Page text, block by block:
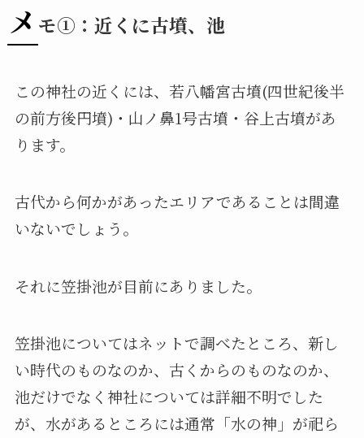
メ モ①：近くに古墳、池
この神社の近くには、若八幡宮古墳(四世紀後半
の前方後円墳)・山ノ鼻1号古墳・谷上古墳があ
ります。
古代から何かがあったエリアであることは間違
いないでしょう。
それに笠掛池が目前にありました。
笠掛池についてはネットで調べたところ、新し
い時代のものなのか、古くからのものなのか、
池だけでなく神社については詳細不明でした
が、水があるところには通常「水の神」が祀ら